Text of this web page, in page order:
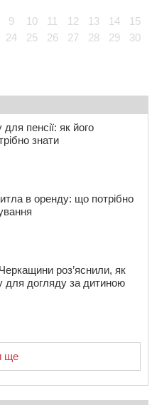
пожежа
загинув 28-річний
дорогу водії двох ВАЗів
9 10 11 12 13 14
15
24 25 26 27 28 29
30
пенсії: як його
знати
в оренду: що потрібно
роз’яснили, як
для догляду за дитиною
ще